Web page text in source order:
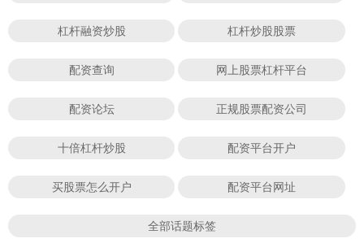
杠杆融资炒股 杠杆炒股股票
配资查询 网上股票杠杆平台
配资论坛 正规股票配资公司
十倍杠杆炒股 配资平台开户
买股票怎么开户 配资平台网址
全部话题标签